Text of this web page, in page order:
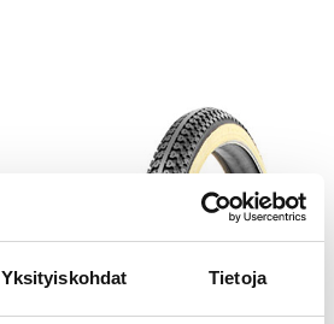
Yksityiskohdat Tietoja